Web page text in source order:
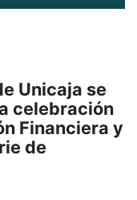
Unicaja se
celebración
Financiera y
de